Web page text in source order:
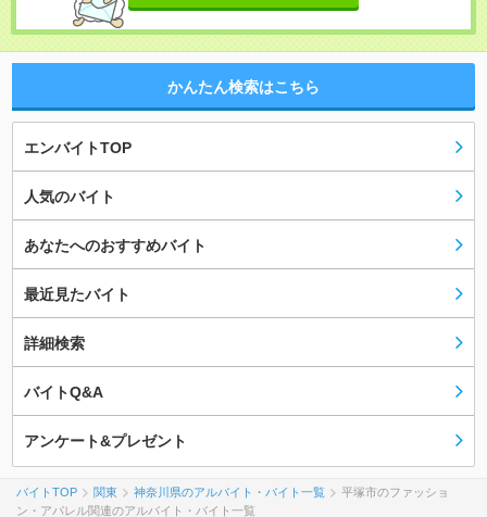
かんたん検索はこちら
エンバイトTOP
人気のバイト
あなたへのおすすめバイト
最近見たバイト
詳細検索
バイトQ&A
アンケート&プレゼント
バイトTOP 関東 神奈川県のアルバイト・バイト一覧
平塚市のファッショ
ン・アパレル関連のアルバイト・バイト一覧